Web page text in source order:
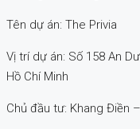
Tên dự án: The Privia
Vị trí dự án: Số 158 An
Hồ Chí Minh
Chủ đầu tư: Khang Điền